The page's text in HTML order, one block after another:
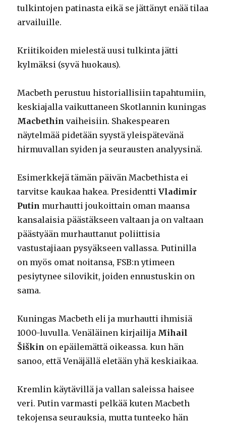
tulkintojen patinasta eikä se jättänyt enää tilaa
arvailuille.
Kriitikoiden mielestä uusi tulkinta jätti
kylmäksi (syvä huokaus).
Macbeth perustuu historiallisiin tapahtumiin,
keskiajalla vaikuttaneen Skotlannin kuningas
Macbethin vaiheisiin. Shakespearen
näytelmää pidetään syystä yleispätevänä
hirmuvallan syiden ja seurausten analyysinä.
Esimerkkejä tämän päivän Macbethista ei
tarvitse kaukaa hakea. PresidenttiVladimir
Putin murhautti joukoittain oman maansa
kansalaisia päästäkseen valtaan ja on valtaan
päästyään murhauttanut poliittisia
vastustajiaan pysyäkseen vallassa. Putinilla
on myös omat noitansa, FSB:n ytimeen
pesiytynee silovikit, joiden ennustuskin on
sama.
Kuningas Macbeth eli ja murhautti ihmisiä
1000-luvulla. Venäläinen kirjailija Mihail
Šiškin on epäilemättä oikeassa. kun hän
sanoo, että Venäjällä eletään yhä keskiaikaa.
Kremlin käytävillä ja vallan saleissa haisee
veri. Putin varmasti pelkää kuten Macbeth
tekojensa seurauksia, mutta tunteeko hän